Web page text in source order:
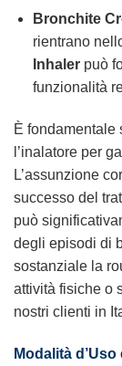
Bronchite
rientrano
Inhalerpuò
funzionalità
È fondamentale
l’inalatore per
L’assunzione
successo del
può
degli episodi di
sostanziale la
attività fisiche o
nostri clienti in
Modalità